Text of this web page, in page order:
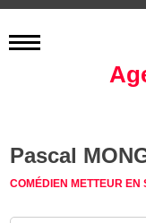
Pascal
COMÉDIEN METTEUR EN